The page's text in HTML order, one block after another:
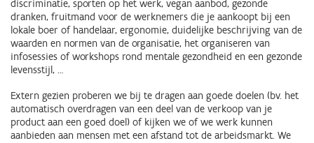
discriminatie, sporten op het werk, vegan aanbod, gezonde
dranken, fruitmand voor de werknemers die je aankoopt bij een
lokale boer of handelaar, ergonomie, duidelijke beschrijving van de
waarden en normen van de organisatie, het organiseren van
infosessies of workshops rond mentale gezondheid en een gezonde
levensstijl, …
Extern gezien proberen we bij te dragen aan goede doelen (bv. het
automatisch overdragen van een deel van de verkoop van je
product aan een goed doel) of kijken we of we werk kunnen
aanbieden aan mensen met een afstand tot de arbeidsmarkt. We